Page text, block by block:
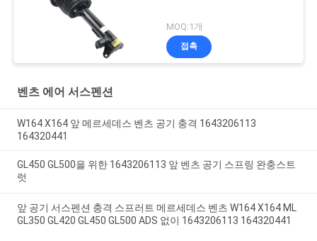
MOQ:1개
접촉
벤츠 에어 서스펜션
W164 X164 앞 메르세데스 벤츠 공기 충격 1643206113
164320441
GL450 GL500을 위한 1643206113 앞 벤츠 공기 스프링 완충스트
럿
앞 공기 서스펜션 충격 스프러트 메르세데스 벤츠 W164 X164 ML
GL350 GL420 GL450 GL500 ADS 없이 1643206113 164320441